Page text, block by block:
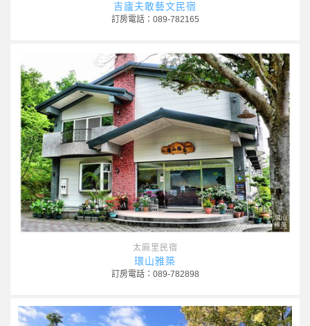
吉廬夫敢藝文民宿
訂房電話：089-782165
太麻里民宿
環山雅築
訂房電話：089-782898